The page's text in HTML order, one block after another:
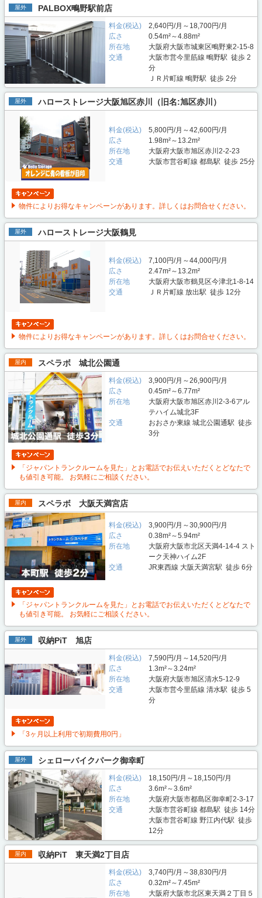
屋外 PALBOX鴫野駅前店
料金(税込)
2,640円/月～18,700円/月
広さ
0.54m²～4.88m²
所在地
大阪府大阪市城東区鴫野東2-15-8
交通
大阪市営今里筋線 鴫野駅 徒歩 2
分
ＪＲ片町線 鴫野駅 徒歩 2分
屋外 ハローストレージ大阪旭区赤川（旧名:旭区赤川）
料金(税込)
5,800円/月～42,600円/月
広さ
1.98m²～13.2m²
所在地
大阪府大阪市旭区赤川2-2-23
交通
大阪市営谷町線 都島駅 徒歩 25分
物件によりお得なキャンペーンがあります。詳しくはお問合せください。
屋外 ハローストレージ大阪鶴見
料金(税込)
7,100円/月～44,000円/月
広さ
2.47m²～13.2m²
所在地
大阪府大阪市鶴見区今津北1-8-14
交通
ＪＲ片町線 放出駅 徒歩 12分
物件によりお得なキャンペーンがあります。詳しくはお問合せください。
屋内 スペラボ 城北公園通
料金(税込)
3,900円/月～26,900円/月
広さ
0.45m²～6.77m²
所在地
大阪府大阪市旭区赤川2-3-6アル
テハイム城北3F
交通
おおさか東線 城北公園通駅 徒歩
3分
「ジャパントランクルームを見た」とお電話でお伝えいただくとどなたで
も値引き可能。 お気軽にご相談ください。
屋内 スペラボ 大阪天満宮店
料金(税込)
3,900円/月～30,900円/月
広さ
0.38m²～5.94m²
所在地
大阪府大阪市北区天満4-14-4 スト
ーク天神ハイム2F
交通
JR東西線 大阪天満宮駅 徒歩 6分
「ジャパントランクルームを見た」とお電話でお伝えいただくとどなたで
も値引き可能。 お気軽にご相談ください。
屋外 収納PiT 旭店
料金(税込)
7,590円/月～14,520円/月
広さ
1.3m²～3.24m²
所在地
大阪府大阪市旭区清水5-12-9
交通
大阪市営今里筋線 清水駅 徒歩 5
分
「3ヶ月以上利用で初期費用0円」
屋外 シェローバイクパーク御幸町
料金(税込)
18,150円/月～18,150円/月
広さ
3.6m²～3.6m²
所在地
大阪府大阪市都島区御幸町2-3-17
交通
大阪市営谷町線 都島駅 徒歩 14分
大阪市営谷町線 野江内代駅 徒歩
12分
屋内 収納PiT 東天満2丁目店
料金(税込)
3,740円/月～38,830円/月
広さ
0.32m²～7.45m²
所在地
大阪府大阪市北区東天満２丁目５